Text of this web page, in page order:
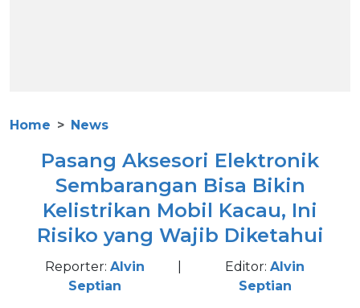
Home News
Pasang Aksesori Elektronik
Sembarangan Bisa Bikin
Kelistrikan Mobil Kacau, Ini
Risiko yang Wajib Diketahui
Reporter: Alvin
Septian
Editor:Alvin
Septian